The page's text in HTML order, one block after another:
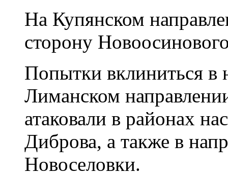
На Купянском
сторону
Попытки вклиниться
Лиманском
атаковали в районах
Диброва, а также в
Новоселовки.